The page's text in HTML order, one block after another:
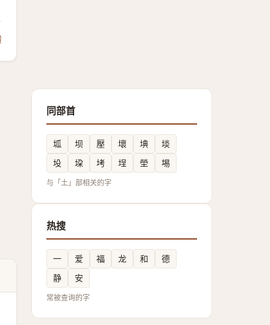
同部首
坬 坝 壓 壞 㙉
埮
坄
垜 㘼 埕 塋 埸
与「土」部相关的字
热搜
一 爱 福 龙 和
德
静
安
常被查询的字